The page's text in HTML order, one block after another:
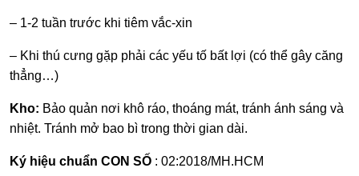
– 1-2 tuần trước khi tiêm vắc-xin
– Khi thú cưng gặp phải các yếu tố bất lợi (có thể gây căng
thẳng…)
Kho: Bảo quản nơi khô ráo, thoáng mát, tránh ánh sáng và
nhiệt. Tránh mở bao bì trong thời gian dài.
Ký hiệu chuẩn CON SỐ : 02:2018/MH.HCM